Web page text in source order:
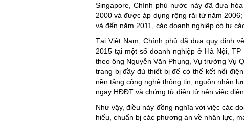
Singapore, Chính phủ nước này đã đưa
2000 và được áp dụng rộng rãi từ năm
và đến năm 2011, các doanh nghiệp có tư
Tại Việt Nam, Chính phủ đã đưa quy định
2015 tại một số doanh nghiệp ở Hà Nội,
theo ông Nguyễn Văn Phụng, Vụ trưởng Vụ
trang bị đầy đủ thiết bị để có thể kết nối
nền tảng công nghệ thông tin, nguồn nhân
ngay HĐĐT và chứng từ điện tử nên việc
Như vậy, điều này đồng nghĩa với việc các
hiểu, chuẩn bị các phương án về nhân lực,